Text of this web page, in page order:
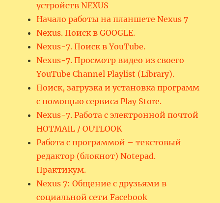
устройств NEXUS
Начало работы на планшете Nexus 7
Nexus. Поиск в GOOGLE.
Nexus-7. Поиск в YouTube.
Nexus-7. Просмотр видео из своего
YouTube Channel Playlist (Library).
Поиск, загрузка и установка программ
с помощью сервиса Play Store.
Nexus-7. Работа с электронной почтой
HOTMAIL / OUTLOOK
Работа с программой – текстовый
редактор (блокнот) Notepad.
Практикум.
Nexus 7: Общение с друзьями в
социальной сети Facebook